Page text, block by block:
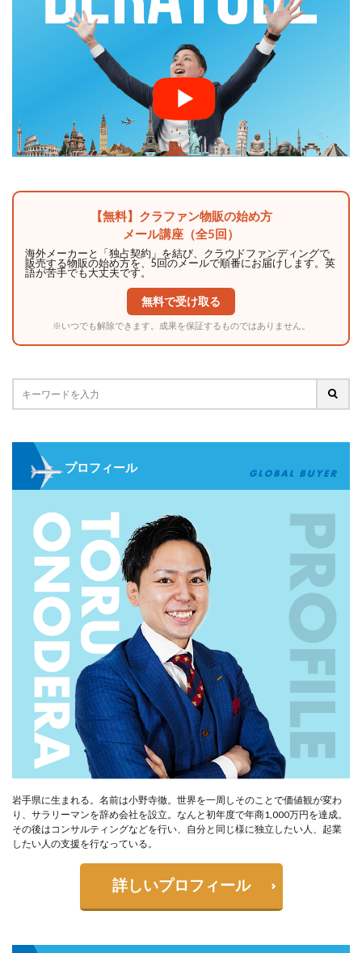
【無料】クラファン物販の始め方
メール講座（全5回）
海外メーカーと「独占契約」を結び、クラウドファンディングで
販売する物販の始め方を、5回のメールで順番にお届けします。英
語が苦手でも大丈夫です。
無料で受け取る
※いつでも解除できます。成果を保証するものではありません。
プロフィール
岩手県に生まれる。名前は小野寺徹。世界を一周しそのことで価値観が変わ
り、サラリーマンを辞め会社を設立。なんと初年度で年商1,000万円を達成。
その後はコンサルティングなどを行い、自分と同じ様に独立したい人、起業
したい人の支援を行なっている。
詳しいプロフィール